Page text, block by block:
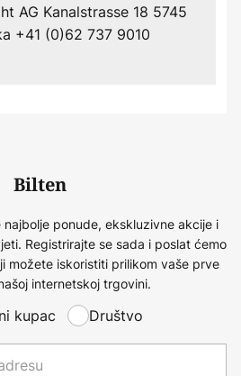
AG Kanalstrasse 18 5745
+41 (0)62 737 9010
Bilten
ponude, ekskluzivne akcije i
Registrirajte se sada i poslat ćemo
možete iskoristiti prilikom vaše prve
internetskoj trgovini.
kupac Društvo